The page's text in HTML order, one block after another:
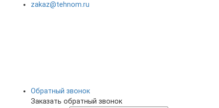
zakaz@tehnom.ru
Обратный звонок
Заказать обратный звонок